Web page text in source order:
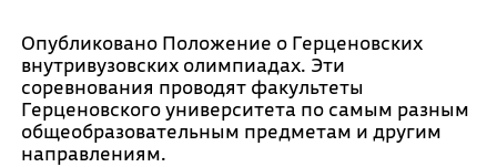
Опубликовано Положение о Герценовских
внутривузовских олимпиадах. Эти
соревнования проводят факультеты
Герценовского университета по самым разным
общеобразовательным предметам и другим
направлениям.